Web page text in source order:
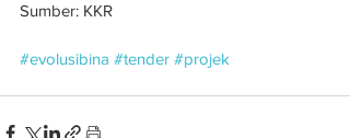
Sumber: KKR
#evolusibina #tender #projek